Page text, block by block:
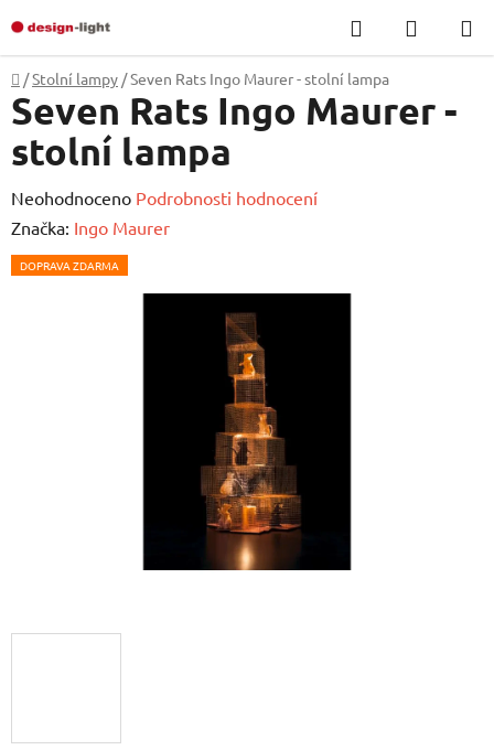
na
obsah
Hledat
KOŠÍK
Domů
/Stolní lampy /Seven Rats Ingo Maurer - stolní lampa
Seven Rats Ingo Maurer -
stolní lampa
Průměrné
hodnocení
produktu
Neohodnoceno Podrobnosti hodnocení
Značka: Ingo Maurer
DOPRAVA ZDARMA